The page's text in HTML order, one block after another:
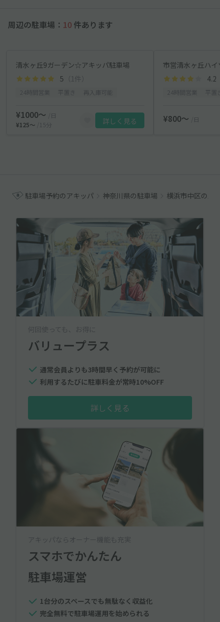
周辺の駐車場： 10 件あります
清水ヶ丘9ガーデン☆アキッパ駐車場
5 （1件）
¥1000〜
/日
¥125〜
/15分 詳しく見る
市営清水ヶ丘ハ
4.2
¥800〜 /日
駐車場予約のアキッパ 神奈川県の駐車場 横浜市中区の駐
何回使っても、お得に
バリュープラス
通常会員よりも3時間早く予約が可能に
利用するたびに駐車料金が常時10%OFF
詳しく見る
アキッパならオーナー機能も充実
スマホでかんたん
駐車場運営
1台分のスペースでも無駄なく収益化
完全無料で駐車場運用を始められる